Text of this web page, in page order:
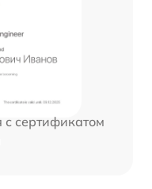
сертификатом